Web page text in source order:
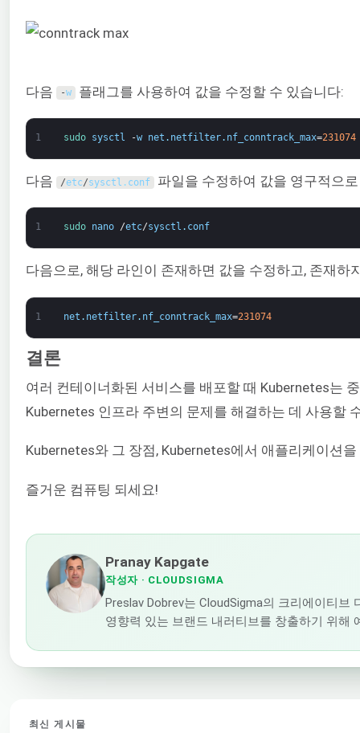
다음 -w 플래그를 사용하여 값을 수정할 수 있습니다:
1 sudo sysctl -w net . netfilter. nf_conntrack_max=231074
다음 /etc/sysctl . conf 파일을 수정하여 값을 영구적으
1 sudo nano /etc/sysctl . conf
다음으로, 해당 라인이 존재하면 값을 수정하고, 존재
1 net . netfilter. nf_conntrack_max=231074
결론
여러 컨테이너화된 서비스를 배포할 때 Kubernetes는
Kubernetes 인프라 주변의 문제를 해결하는 데 사용할
Kubernetes와 그 장점, Kubernetes에서 애플리케이션
즐거운 컴퓨팅 되세요!
Pranay Kapgate
작성자· CLOUDSIGMA
Preslav Dobrev는 CloudSigma의 크리에이티
영향력 있는 브랜드 내러티브를 창출하기 위해
최신 게시물